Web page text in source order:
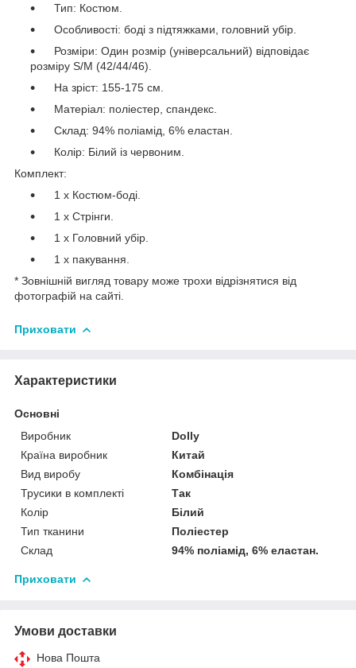
Тип: Костюм.
Особливості: боді з підтяжками, головний убір.
Розміри: Один розмір (універсальний) відповідає
розміру S/М (42/44/46).
На зріст: 155-175 см.
Матеріал: поліестер, спандекс.
Склад: 94% поліамід, 6% еластан.
Колір: Білий із червоним.
Комплект:
1 х Костюм-боді.
1 х Стрінги.
1 х Головний убір.
1 х пакування.
* Зовнішній вигляд товару може трохи відрізнятися від
фотографій на сайті.
Приховати
Характеристики
Основні
Виробник
Dolly
Країна виробник
Китай
Вид виробу
Комбінація
Трусики в комплекті
Так
Колір
Білий
Тип тканини
Поліестер
Склад
94% поліамід, 6% еластан.
Приховати
Умови доставки
Нова Пошта